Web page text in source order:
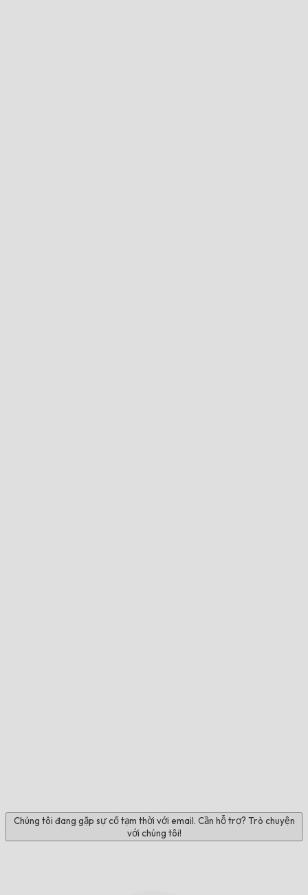
Chúng tôi đang gặp sự cố tạm thời với email. Cần hỗ trợ? Trò chuyện
với chúng tôi!